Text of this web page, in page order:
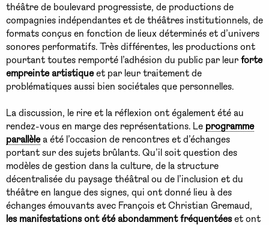
théâtre de boulevard progressiste, de productions de
compagnies indépendantes et de théâtres institutionnels, de
formats conçus en fonction de lieux déterminés et d’univers
sonores performatifs. Très différentes, les productions ont
pourtant toutes remporté l’adhésion du public par leur forte
empreinte artistiqueet par leur traitement de
problématiques aussi bien sociétales que personnelles.
La discussion, le rire et la réflexion ont également été au
rendez-vous en marge des représentations. Le programme
parallèlea été l’occasion de rencontres et d’échanges
portant sur des sujets brûlants. Qu’il soit question des
modèles de gestion dans la culture, de la structure
décentralisée du paysage théâtral ou de l’inclusion et du
théâtre en langue des signes, qui ont donné lieu à des
échanges émouvants avec François et Christian Gremaud,
les manifestations ont été abondamment fréquentéeset ont